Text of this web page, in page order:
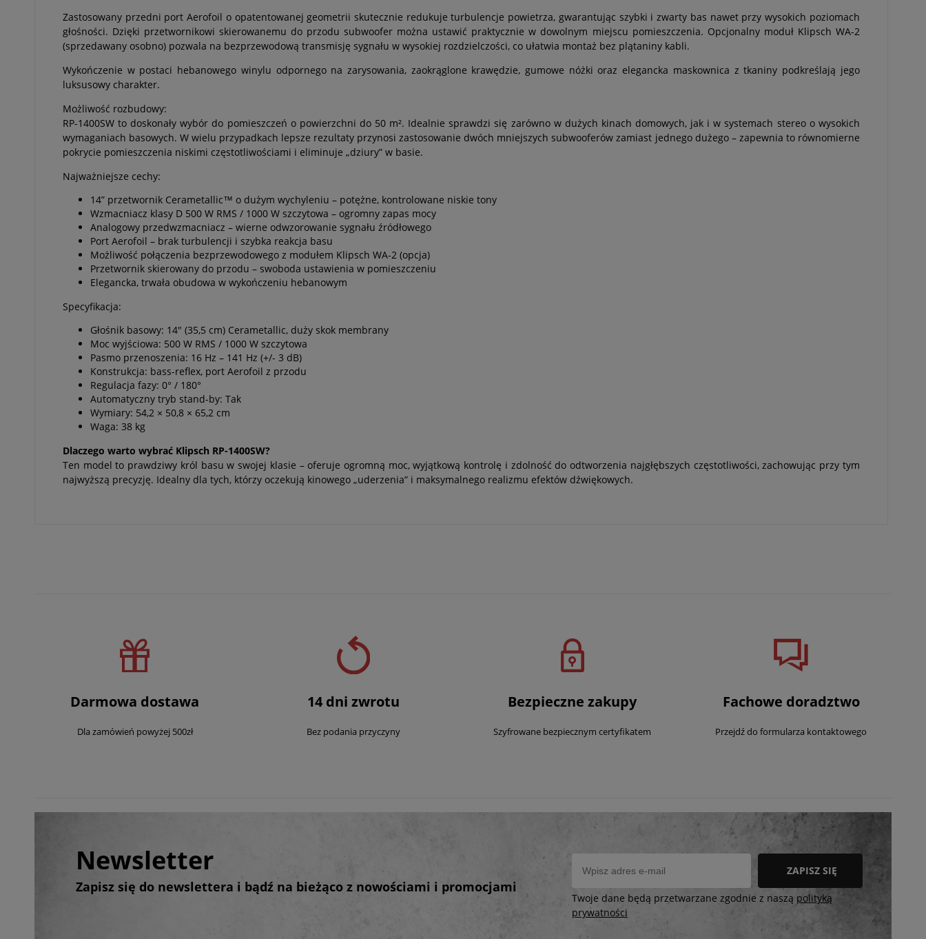
Zastosowany przedni port Aerofoil o opatentowanej geometrii skutecznie redukuje turbulencje powietrza, gwarantując szybki i zwarty bas nawet przy wysokich poziomach
głośności. Dzięki przetwornikowi skierowanemu do przodu subwoofer można ustawić praktycznie w dowolnym miejscu pomieszczenia. Opcjonalny moduł Klipsch WA-2
(sprzedawany osobno) pozwala na bezprzewodową transmisję sygnału w wysokiej rozdzielczości, co ułatwia montaż bez plątaniny kabli.
Wykończenie w postaci hebanowego winylu odpornego na zarysowania, zaokrąglone krawędzie, gumowe nóżki oraz elegancka maskownica z tkaniny podkreślają jego
luksusowy charakter.
Możliwość rozbudowy:
RP-1400SW to doskonały wybór do pomieszczeń o powierzchni do 50 m². Idealnie sprawdzi się zarówno w dużych kinach domowych, jak i w systemach stereo o wysokich
wymaganiach basowych. W wielu przypadkach lepsze rezultaty przynosi zastosowanie dwóch mniejszych subwooferów zamiast jednego dużego – zapewnia to równomierne
pokrycie pomieszczenia niskimi częstotliwościami i eliminuje „dziury” w basie.
Najważniejsze cechy:
14” przetwornik Cerametallic™ o dużym wychyleniu – potężne, kontrolowane niskie tony
Wzmacniacz klasy D 500 W RMS / 1000 W szczytowa – ogromny zapas mocy
Analogowy przedwzmacniacz – wierne odwzorowanie sygnału źródłowego
Port Aerofoil – brak turbulencji i szybka reakcja basu
Możliwość połączenia bezprzewodowego z modułem Klipsch WA-2 (opcja)
Przetwornik skierowany do przodu – swoboda ustawienia w pomieszczeniu
Elegancka, trwała obudowa w wykończeniu hebanowym
Specyfikacja:
Głośnik basowy: 14" (35,5 cm) Cerametallic, duży skok membrany
Moc wyjściowa: 500 W RMS / 1000 W szczytowa
Pasmo przenoszenia: 16 Hz – 141 Hz (+/- 3 dB)
Konstrukcja: bass-reflex, port Aerofoil z przodu
Regulacja fazy: 0° / 180°
Automatyczny tryb stand-by: Tak
Wymiary: 54,2 × 50,8 × 65,2 cm
Waga: 38 kg
Dlaczego warto wybrać Klipsch RP-1400SW?
Ten model to prawdziwy król basu w swojej klasie – oferuje ogromną moc, wyjątkową kontrolę i zdolność do odtworzenia najgłębszych częstotliwości, zachowując przy tym
najwyższą precyzję. Idealny dla tych, którzy oczekują kinowego „uderzenia” i maksymalnego realizmu efektów dźwiękowych.
Darmowa dostawa
Dla zamówień powyżej 500zł
14 dni zwrotu
Bez podania przyczyny
Bezpieczne zakupy
Szyfrowane bezpiecznym certyfikatem
Fachowe doradztwo
Przejdź do formularza kontaktowego
Newsletter
Zapisz się do newslettera i bądź na bieżąco z nowościami i promocjami
ZAPISZ SIĘ
Twoje dane będą przetwarzane zgodnie z naszą polityką
prywatności